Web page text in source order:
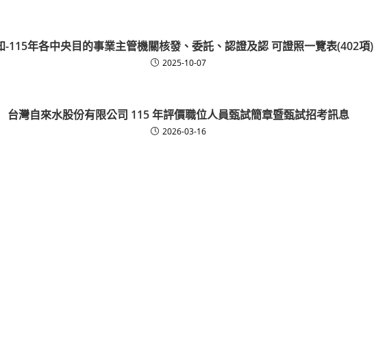
-115年各中央目的事業主管機關核發、委託、認證及認 可證照一覽表(402項)
2025-10-07
台灣自來水股份有限公司 115 年評價職位人員甄試簡章暨甄試招考訊息
2026-03-16